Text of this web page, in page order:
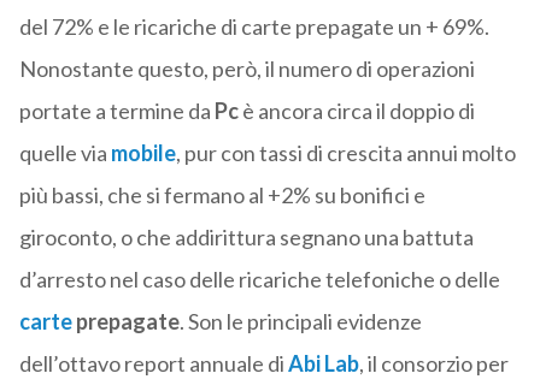
del 72% e le ricariche di carte prepagate un + 69%.
Nonostante questo, però, il numero di operazioni
portate a termine da Pcè ancora circa il doppio di
quelle via mobile, pur con tassi di crescita annui molto
più bassi, che si fermano al +2% su bonifici e
giroconto, o che addirittura segnano una battuta
d’arresto nel caso delle ricariche telefoniche o delle
carteprepagate. Son le principali evidenze
dell’ottavo report annuale diAbi Lab, il consorzio per